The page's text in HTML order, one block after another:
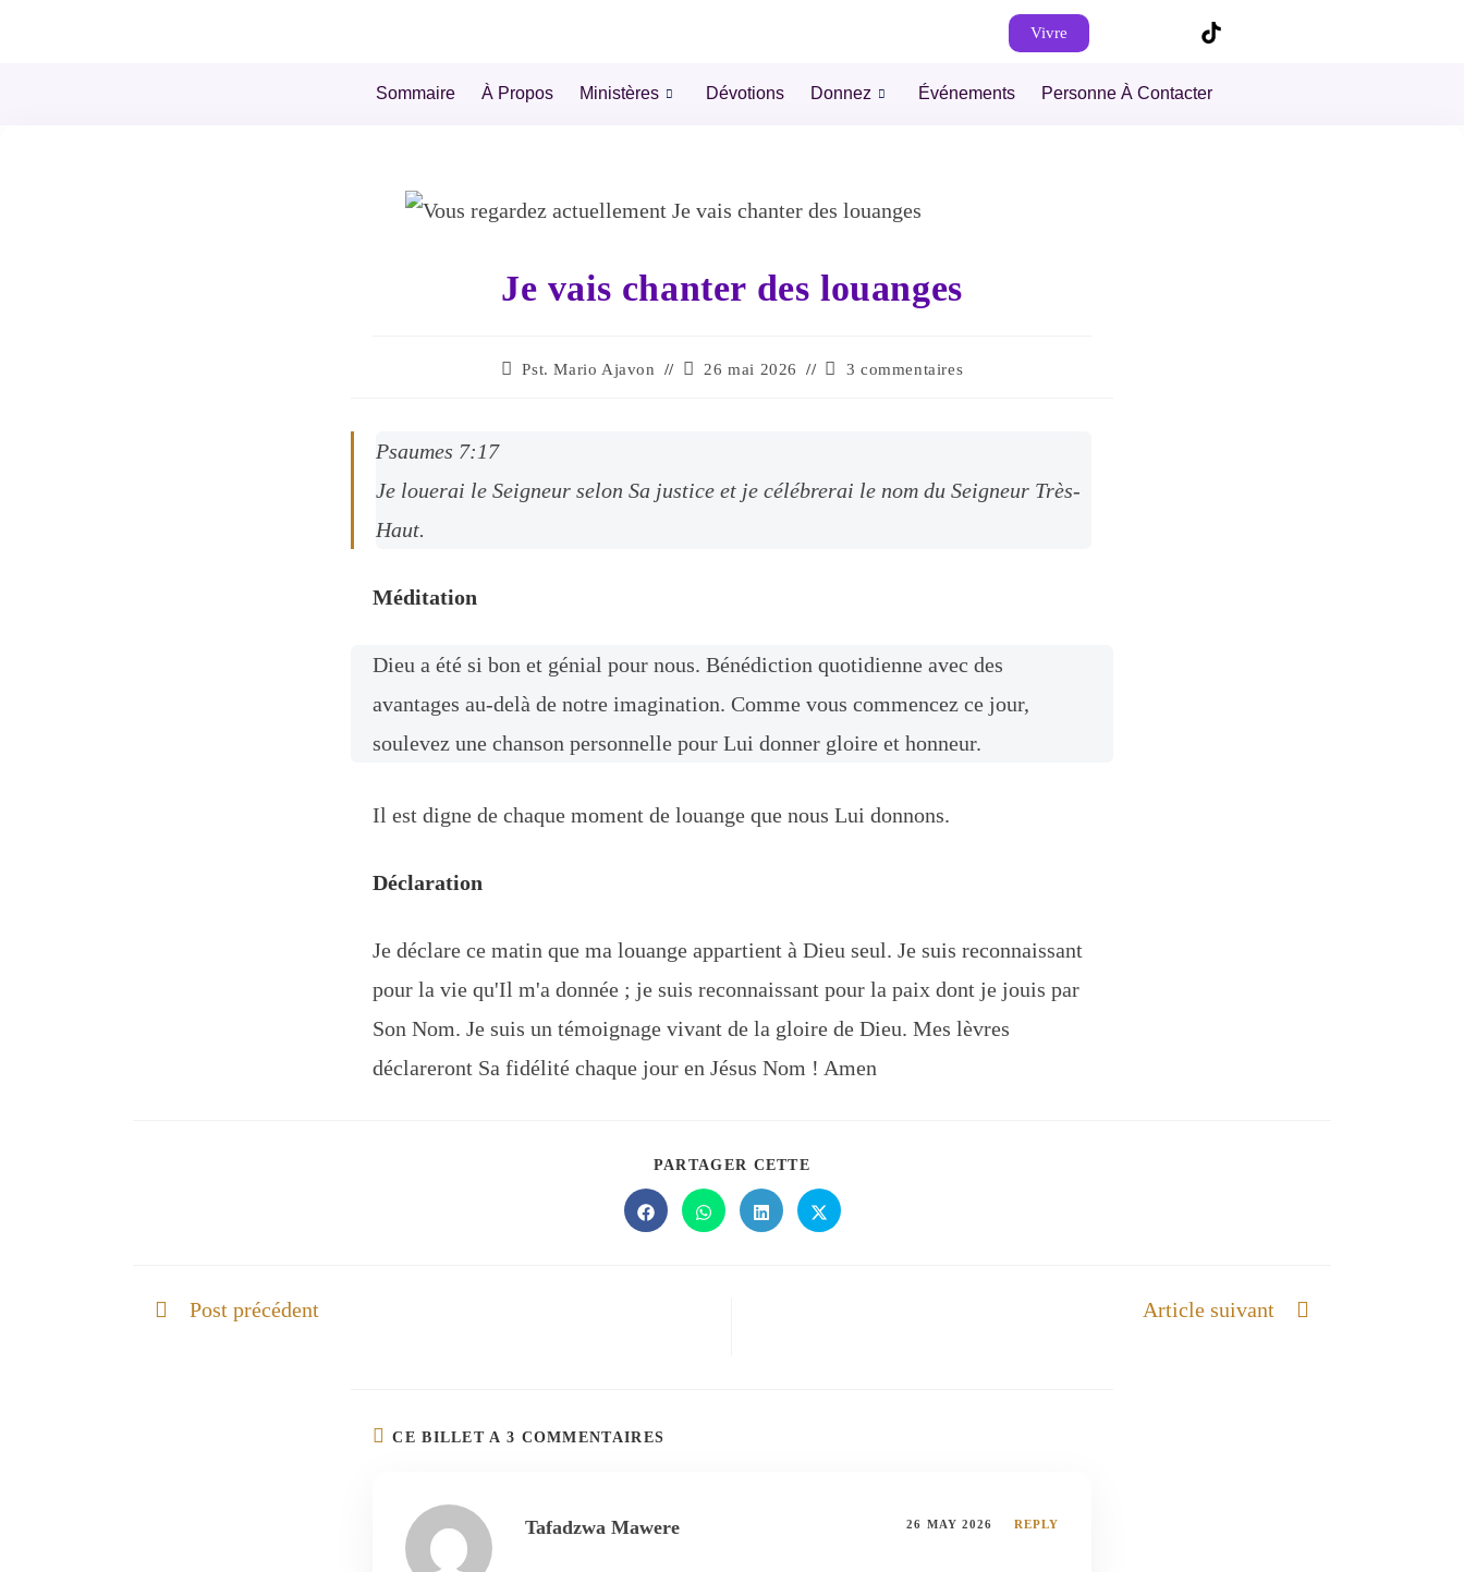
Vivre
Sommaire À Propos Ministères Dévotions Donnez Événements Personne À Contacter
Je vais chanter des louanges
Pst. Mario Ajavon 26 mai 2026 3 commentaires
Psaumes 7:17
Je louerai le Seigneur selon Sa justice et je célébrerai le nom du Seigneur Très-
Haut.
Méditation
Dieu a été si bon et génial pour nous. Bénédiction quotidienne avec des
avantages au-delà de notre imagination. Comme vous commencez ce jour,
soulevez une chanson personnelle pour Lui donner gloire et honneur.
Il est digne de chaque moment de louange que nous Lui donnons.
Déclaration
Je déclare ce matin que ma louange appartient à Dieu seul. Je suis reconnaissant
pour la vie qu'Il m'a donnée ; je suis reconnaissant pour la paix dont je jouis par
Son Nom. Je suis un témoignage vivant de la gloire de Dieu. Mes lèvres
déclareront Sa fidélité chaque jour en Jésus Nom ! Amen
PARTAGER CETTE
Post précédent Article suivant
CE BILLET A 3 COMMENTAIRES
Tafadzwa Mawere 26 MAY 2026 REPLY